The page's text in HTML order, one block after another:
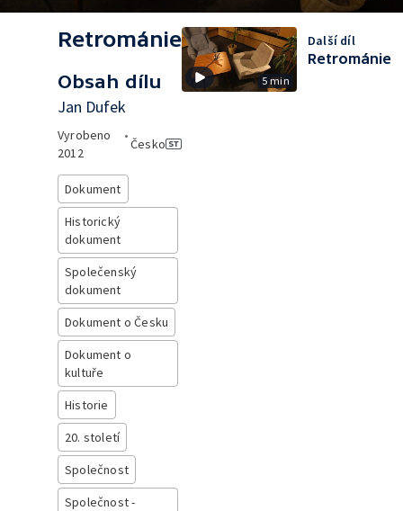
Retrománie
Obsah dílu
Jan Dufek
Vyrobeno
2012
•
Česko
Dokument
Historický
dokument
Společenský
dokument
Dokument o Česku
Dokument o
kultuře
Historie
20. století
Společnost
Společnost -
5 min
Další díl
Retrománie